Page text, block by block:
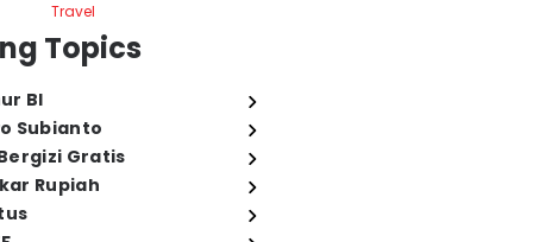
Travel
Topics
BI
Subianto
Gratis
Rupiah